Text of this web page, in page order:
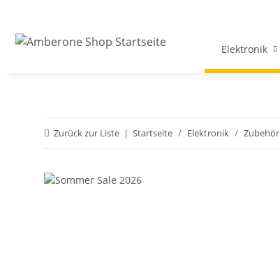
Elektronik
Zurück zur Liste Startseite Elektronik Zubehör